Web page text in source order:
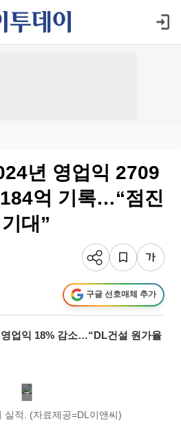
년 영업익 2709
억 기록…“점진
대”
구글 선호매체 추가
영업익 18% 감소…“DL건설 원가율
적. (자료제공=DL이앤씨)